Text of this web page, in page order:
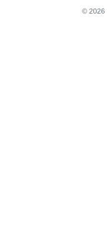
© 2026